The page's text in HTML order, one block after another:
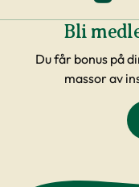
Bli
Du får bonus på
massor av